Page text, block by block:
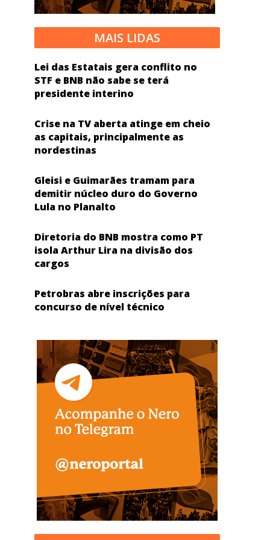
MAIS LIDAS
Lei das Estatais gera conflito no
STF e BNB não sabe se terá
presidente interino
Crise na TV aberta atinge em cheio
as capitais, principalmente as
nordestinas
Gleisi e Guimarães tramam para
demitir núcleo duro do Governo
Lula no Planalto
Diretoria do BNB mostra como PT
isola Arthur Lira na divisão dos
cargos
Petrobras abre inscrições para
concurso de nível técnico